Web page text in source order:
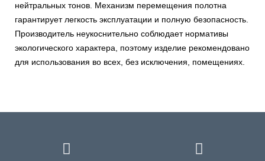
нейтральных тонов. Механизм перемещения полотна
гарантирует легкость эксплуатации и полную безопасность.
Производитель неукоснительно соблюдает нормативы
экологического характера, поэтому изделие рекомендовано
для использования во всех, без исключения, помещениях.